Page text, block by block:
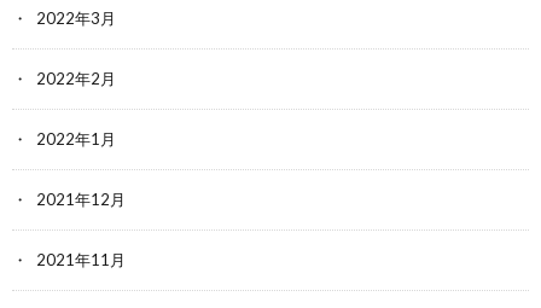
2022年3月
2022年2月
2022年1月
2021年12月
2021年11月